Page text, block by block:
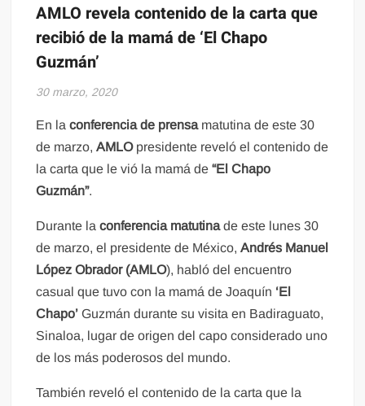
AMLO revela contenido de la carta que
recibió de la mamá de ‘El Chapo
Guzmán’
30 marzo, 2020
En laconferencia de prensa matutina de este 30
de marzo,AMLOpresidente reveló el contenido de
la carta que le vió la mamá de“El Chapo
Guzmán”.
Durante laconferencia matutinade este lunes 30
de marzo, el presidente de México,Andrés Manuel
López Obrador (AMLO), habló del encuentro
casual que tuvo con la mamá de Joaquín ‘El
Chapo’Guzmán durante su visita en Badiraguato,
Sinaloa, lugar de origen del capo considerado uno
de los más poderosos del mundo.
También reveló el contenido de la carta que la